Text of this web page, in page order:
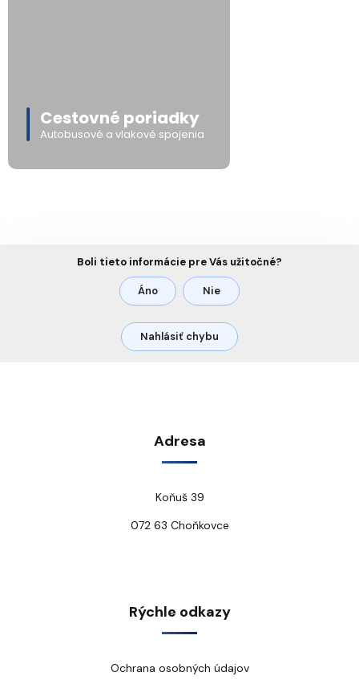
Cestovné poriadky
Autobusové a vlakové spojenia
Boli tieto informácie pre Vás užitočné?
Áno Nie
Nahlásiť chybu
Adresa
Koňuš 39
072 63 Choňkovce
Rýchle odkazy
Ochrana osobných údajov